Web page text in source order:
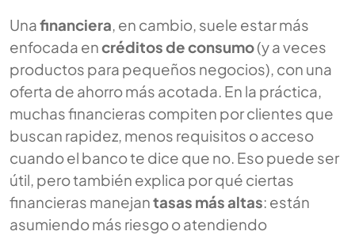
Unafinanciera , en cambio, suele estar más
enfocada encréditos de consumo(y a veces
productos para pequeños negocios), con una
oferta de ahorro más acotada. En la práctica,
muchas financieras compiten por clientes que
buscan rapidez, menos requisitos o acceso
cuando el banco te dice que no. Eso puede ser
útil, pero también explica por qué ciertas
financieras manejantasas más altas: están
asumiendo más riesgo o atendiendo